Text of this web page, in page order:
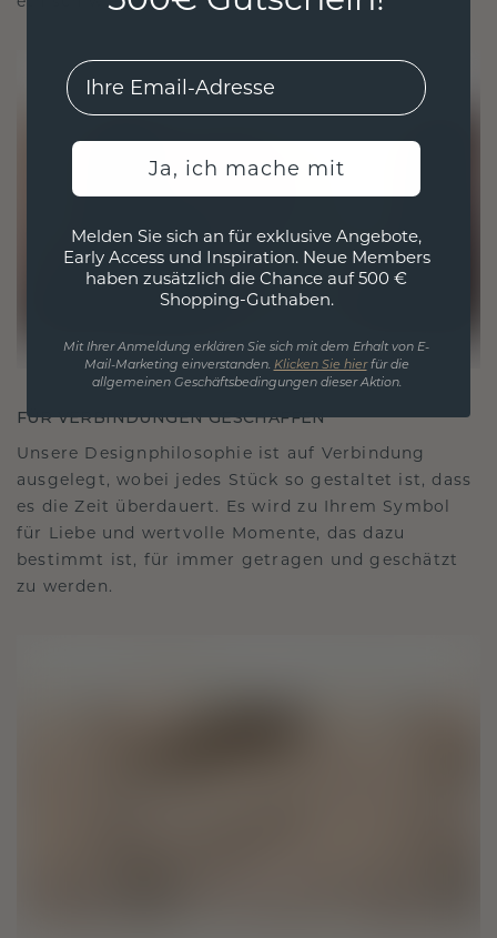
FÜR VERBINDUNGEN GESCHAFFEN
Unsere Designphilosophie ist auf Verbindung
ausgelegt, wobei jedes Stück so gestaltet ist, dass
es die Zeit überdauert. Es wird zu Ihrem Symbol
für Liebe und wertvolle Momente, das dazu
bestimmt ist, für immer getragen und geschätzt
zu werden.
EMail
Ja, ich mache mit
Melden Sie sich an für exklusive Angebote,
Early Access und Inspiration. Neue Members
haben zusätzlich die Chance auf 500 €
Shopping-Guthaben.
Mit Ihrer Anmeldung erklären Sie sich mit dem Erhalt von E-
Mail-Marketing einverstanden. Klicken Sie hierfür die
allgemeinen Geschäftsbedingungen dieser Aktion.